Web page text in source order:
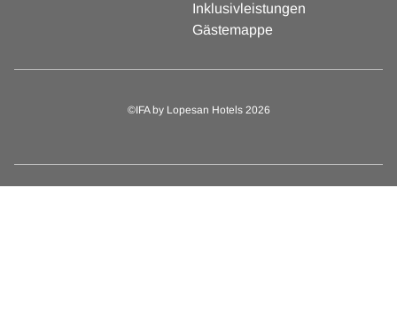
Inklusivleistungen
Gästemappe
©IFA by Lopesan Hotels 2026